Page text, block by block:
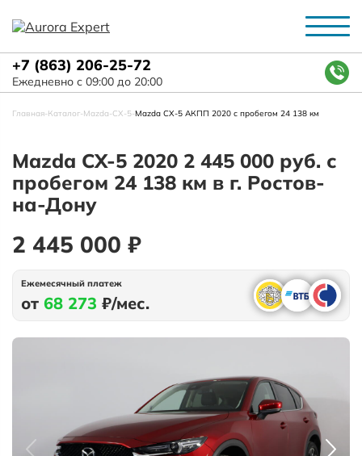
+7 (863) 206-25-72
Ежедневно с 09:00 до 20:00
Главная-Каталог-Mazda-СХ-5-Mazda СХ-5 АКПП 2020 с пробегом 24 138 км
Mazda СХ-5 2020 2 445 000 руб. с
пробегом 24 138 км в г. Ростов-
на-Дону
2 445 000 ₽
Ежемесячный платеж
от 68 273 ₽/мес.